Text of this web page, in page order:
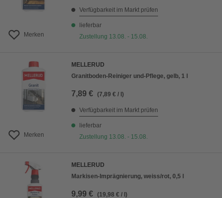
Merken
Verfügbarkeit im Markt prüfen
lieferbar
Zustellung 13.08. - 15.08.
Merken
MELLERUD
Granitboden-Reiniger und-Pflege, gelb, 1 l
7,89 € (7,89 € / l)
Verfügbarkeit im Markt prüfen
lieferbar
Zustellung 13.08. - 15.08.
MELLERUD
Markisen-Imprägnierung, weiss/rot, 0,5 l
9,99 € (19,98 € / l)